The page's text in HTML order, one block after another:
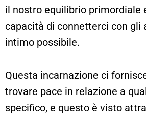
il nostro equilibrio primordiale
capacità di connetterci con gli
intimo possibile.
Questa incarnazione ci
trovare pace in relazione a
specifico, e questo è visto